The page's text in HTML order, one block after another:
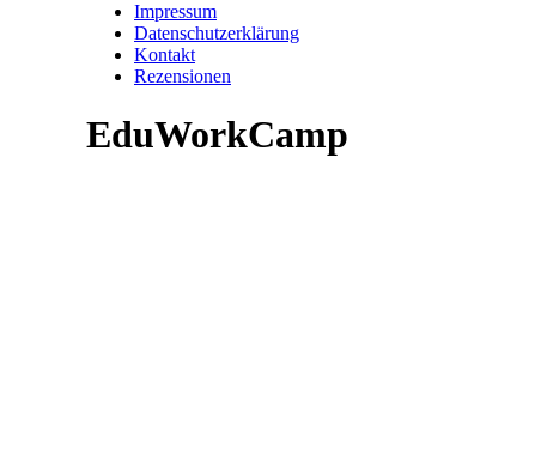
Impressum
Datenschutzerklärung
Kontakt
Rezensionen
EduWorkCamp